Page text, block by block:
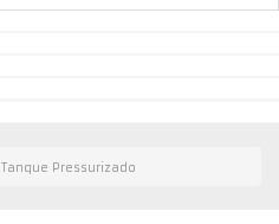
Tanque Pressurizado